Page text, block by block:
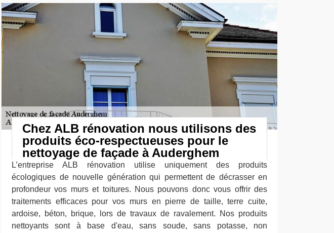
Chez ALB rénovation nous utilisons des
produits éco-respectueuses pour le
nettoyage de façade à Auderghem
L’entreprise ALB rénovation utilise uniquement des produits
écologiques de nouvelle génération qui permettent de décrasser en
profondeur vos murs et toitures. Nous pouvons donc vous offrir des
traitements efficaces pour vos murs en pierre de taille, terre cuite,
ardoise, béton, brique, lors de travaux de ravalement. Nos produits
nettoyants sont à base d'eau, sans soude, sans potasse, non